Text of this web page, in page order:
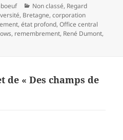
Catégories
Non classé, Regard
, Bretagne,corporation
,état profond,Office central
, remembrement, René Dumont,
de « Des champs de